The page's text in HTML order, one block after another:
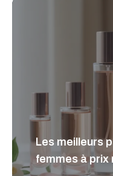
Les meilleurs
femmes à prix